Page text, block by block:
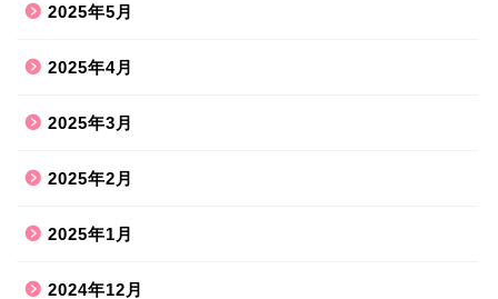
2025年5月
2025年4月
2025年3月
2025年2月
2025年1月
2024年12月